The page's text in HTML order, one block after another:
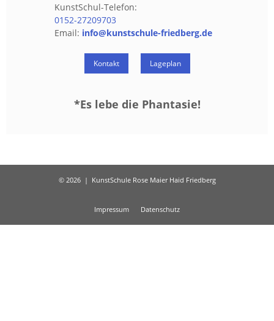
Kunst­Schul-Te­le­fon:
0152-27209703
Email: info@​kunstschule-​friedberg.​de
Kon­takt La­ge­plan
*Es lebe die Phan­ta­sie!
© 2026 | KunstSchule Rose Maier Haid Friedberg
Impressum Datenschutz